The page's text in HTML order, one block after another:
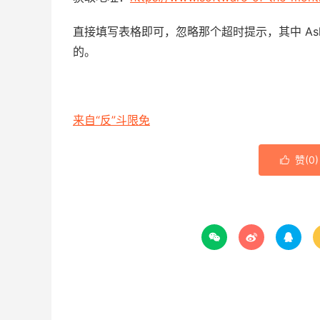
直接填写表格即可，忽略那个超时提示，其中
的。
来自“反”斗限免
 赞(0)
  